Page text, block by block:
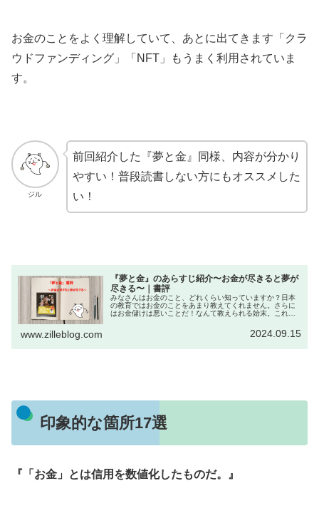
お金のことをよく理解していて、あとに出てきます「クラ
ウドファンディング」「NFT」もうまく利用されていま
す。
ジル
前回紹介した『夢と金』同様、内容が分かり
やすい！普段読書しない方にもオススメした
い！
『夢と金』のあらすじ紹介〜お金が尽きると夢が
尽きる〜｜書評
みなさんはお金のこと、どれくらい知っていますか？日本
の教育ではお金のことをあまり教えてくれません。さらに
はお金儲けは悪いことだ！なんて教えられる始末。これは
www.zilleblog.com 2024.09.15
印象的な箇所17選
『「お金」とは信用を数値化したものだ。』